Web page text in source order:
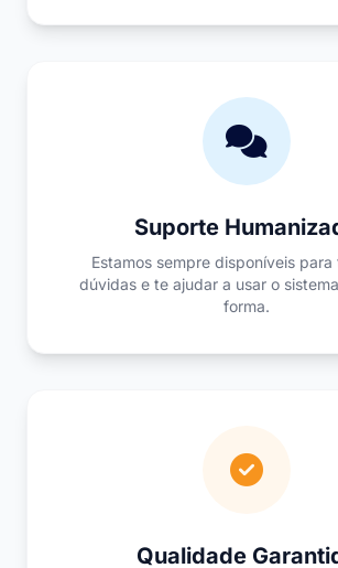
Suporte
Estamos sempre disponíveis para
dúvidas e te ajudar a usar o
forma.
Qualidade